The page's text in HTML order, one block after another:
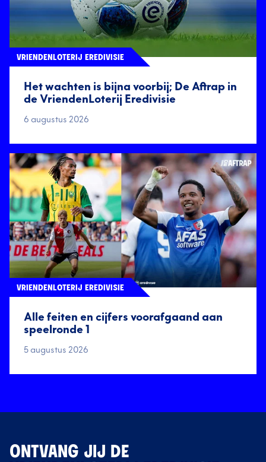
Het wachten is bijna voorbij; De Aftrap in
de VriendenLoterij Eredivisie
VRIENDENLOTERIJ EREDIVISIE
6 augustus 2026
Alle feiten en cijfers voorafgaand aan
speelronde 1
VRIENDENLOTERIJ EREDIVISIE
5 augustus 2026
ONTVANG JIJ DE